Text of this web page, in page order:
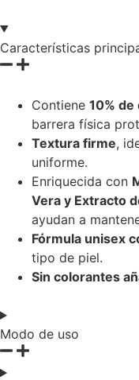
Características
Contiene 10% de
barrera física
Textura firme,
uniforme.
Enriquecida con
Vera y Extracto
ayudan a
Fórmula unisex
tipo de piel.
Sin colorantes
Modo de uso